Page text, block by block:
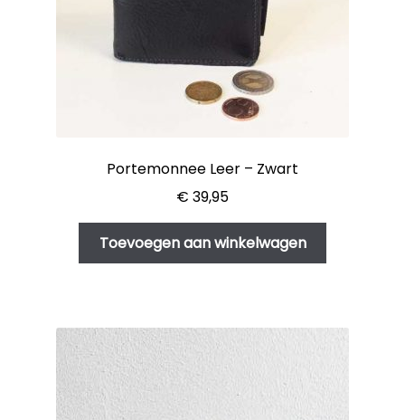
Portemonnee Leer – Zwart
€ 39,95
Toevoegen aan winkelwagen